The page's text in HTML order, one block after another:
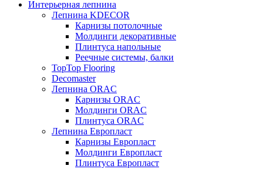
Интерьерная лепнина
Лепнина KDECOR
Карнизы потолочные
Молдинги декоративные
Плинтуса напольные
Реечные системы, балки
TopTop Flooring
Decomaster
Лепнина ORAC
Карнизы ORAC
Молдинги ORAC
Плинтуса ORAC
Лепнина Европласт
Карнизы Европласт
Молдинги Европласт
Плинтуса Европласт